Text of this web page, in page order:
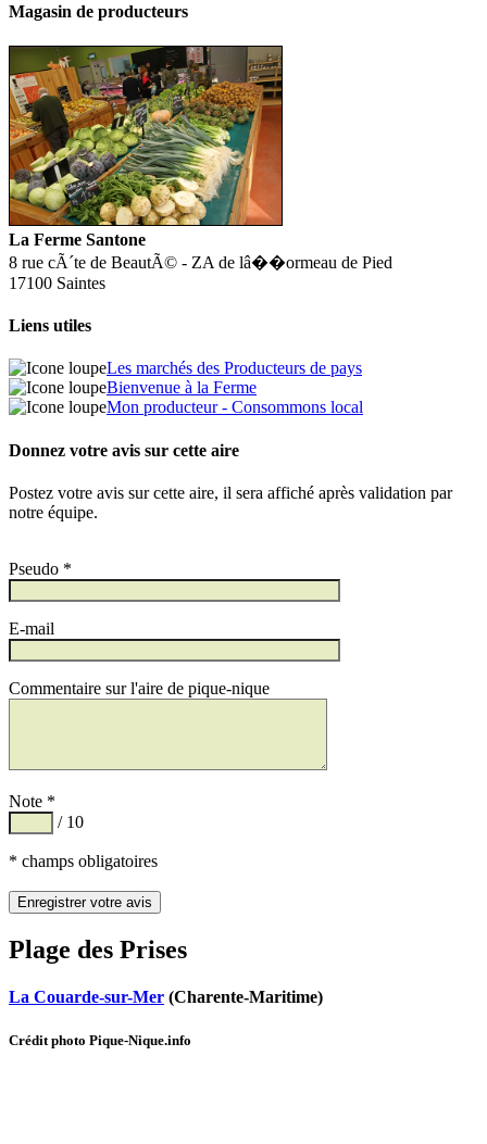
Magasin de producteurs
La Ferme Santone
8 rue cÃ´te de BeautÃ© - ZA de lâ��ormeau de Pied
17100 Saintes
Liens utiles
Les marchés des Producteurs de pays
Bienvenue à la Ferme
Mon producteur - Consommons local
Donnez votre avis sur cette aire
Postez votre avis sur cette aire, il sera affiché après validation par
notre équipe.
Pseudo *
E-mail
Commentaire sur l'aire de pique-nique
Note *
/ 10
* champs obligatoires
Plage des Prises
La Couarde-sur-Mer (Charente-Maritime)
Crédit photo Pique-Nique.info